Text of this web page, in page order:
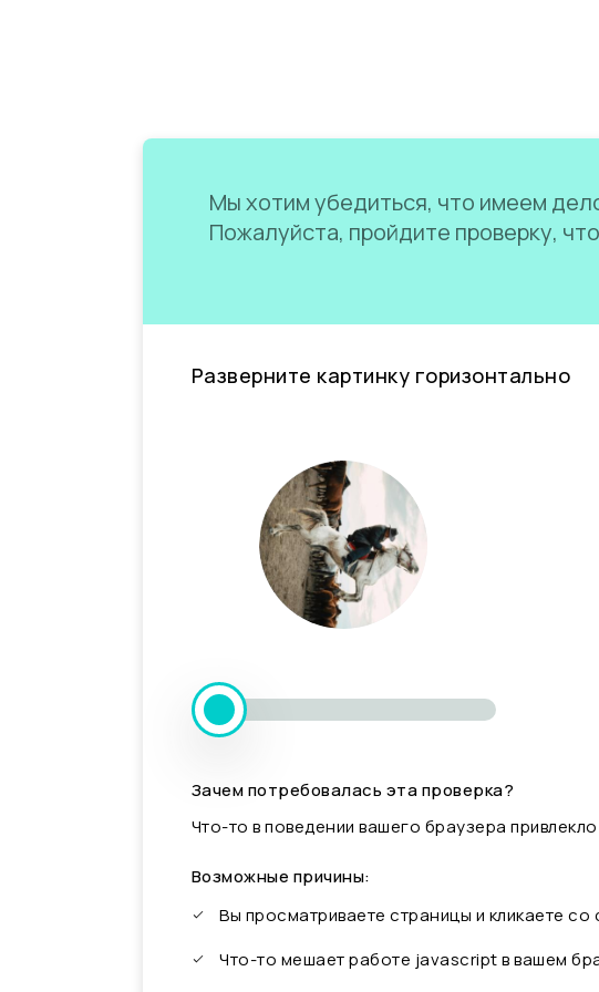
Мы хотим убедиться, что имеем
Пожалуйста, пройдите проверку,
Разверните картинку горизонтально
Зачем потребовалась эта проверка?
Что-то в поведении вашего браузера
Возможные причины:
Вы просматриваете страницы и кликаете
Что-то мешает работе javascript в вашем